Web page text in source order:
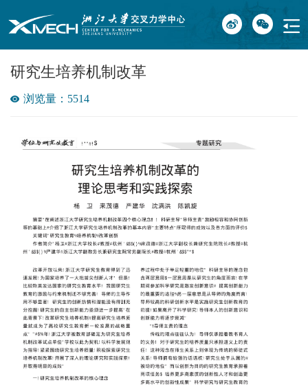
研究生培养机制改革
浏览量：5514